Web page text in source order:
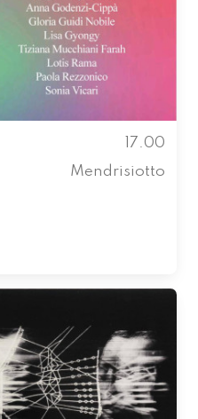
17.00
Mendrisiotto